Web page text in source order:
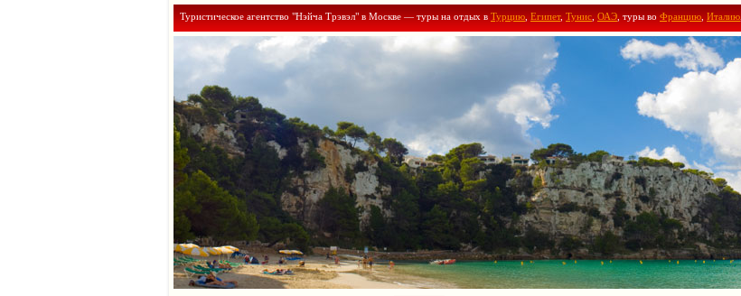
Туристическое агентство "Нэйча Трэвэл" в Москве — туры на отдых в Турцию Египет, Тунис ОАЭ , туры во Францию Италию